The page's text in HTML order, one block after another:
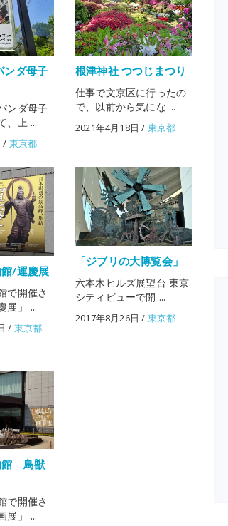
ンダ母子
ンダ母子
、上 ...
/ 東京都
根津神社 つつじまつり
仕事で文京区に行ったの
で、以前から気にな ...
2021年4月18日 / 東京都
/運慶展
で開催さ
展」 ...
/ 東京都
「ジブリの大博覧会」
六本木ヒルズ展望台 東京
シティビューで開 ...
2017年8月26日 / 東京都
館 鳥獣
で開催さ
展」 ...